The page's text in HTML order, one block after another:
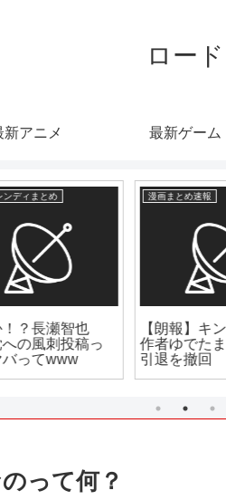
ロード
新アニメ 最新ゲーム
漫画まとめ速報
【朗報】キン肉マンの
作者ゆでたまごさん、
引退を撤回
芸能
う
田
ら
って何？